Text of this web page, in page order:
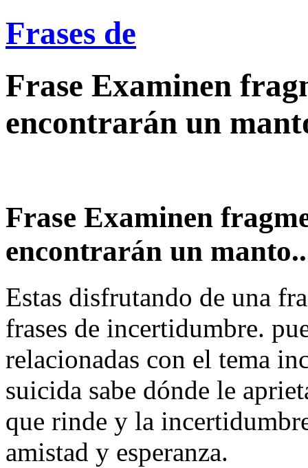
Frases de
Frase Examinen
encontrarán un
Frase Examinen
encontrarán un
Estas disfrutando de una
frases de incertidumbre.
relacionadas con el tema
suicida sabe dónde le
que rinde y la
amistad y esperanza.